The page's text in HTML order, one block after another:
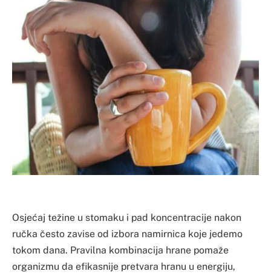
Osjećaj težine u stomaku i pad koncentracije nakon
ručka često zavise od izbora namirnica koje jedemo
tokom dana. Pravilna kombinacija hrane pomaže
organizmu da efikasnije pretvara hranu u energiju,